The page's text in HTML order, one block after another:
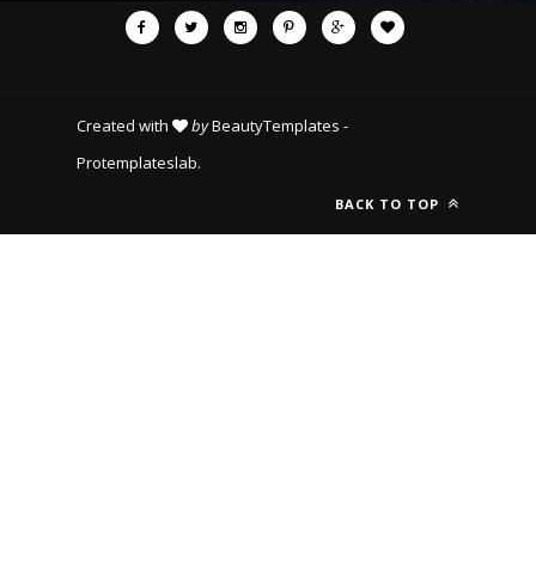
Created with byBeautyTemplates -
Protemplateslab.
BACK TO TOP